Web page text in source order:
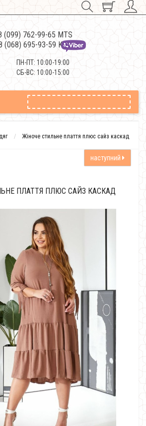
(099) 762-99-65 MTS
(068) 695-93-59 Kievstar
ПН-ПТ: 10:00-19:00
СБ-ВС: 10:00-15:00
Жіноче стильне плаття плюс сайз каскад
наступний
ПЛАТТЯ ПЛЮС САЙЗ КАСКАД